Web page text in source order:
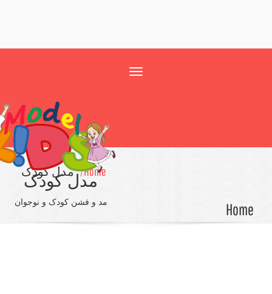
مدل کودک
مد و فشن کودک و نوجوان
مدل کودک